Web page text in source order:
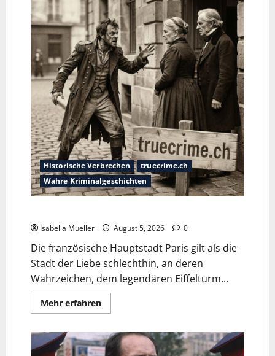
Historische Verbrechen
truecrime.ch
Wahre Kriminalgeschichten
Isabella Mueller August 5, 2026 0
Die französische Hauptstadt Paris gilt als die
Stadt der Liebe schlechthin, an deren
Wahrzeichen, dem legendären Eiffelturm...
Mehr erfahren